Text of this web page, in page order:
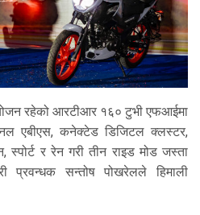
रहेको आरटीआर १६० टुभी एफआईमा
एबीएस, कनेक्टेड डिजिटल क्लस्टर,
र रेन गरी तीन राइड मोड जस्ता
प्रवन्धक सन्तोष पोखरेलले हिमाली